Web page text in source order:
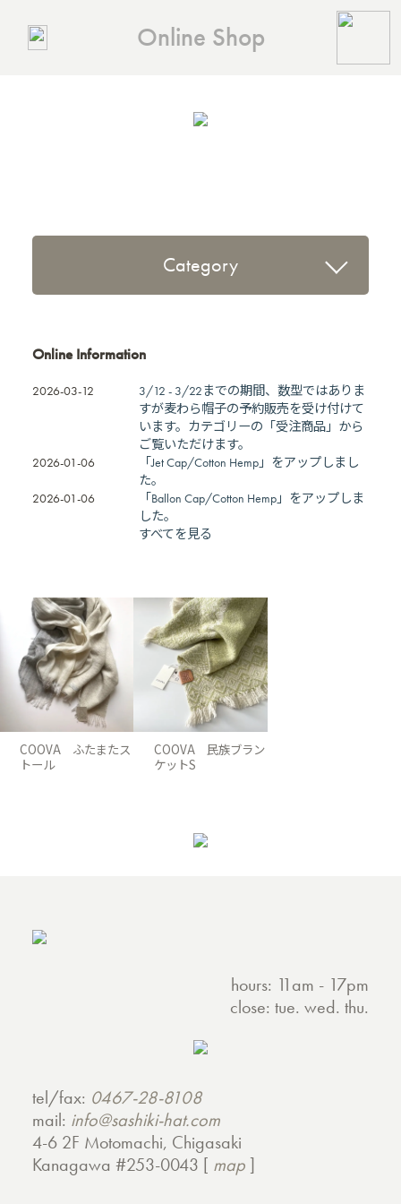
Online Shop
Category
Online Information
2026-03-12
3/12 - 3/22までの期間、数型ではありま
すが麦わら帽子の予約販売を受け付けて
います。カテゴリーの「受注商品」から
ご覧いただけます。
2026-01-06
「Jet Cap/Cotton Hemp」をアップしまし
た。
2026-01-06
「Ballon Cap/Cotton Hemp」をアップしま
した。
すべてを見る
COOVA ふたまたス
トール
COOVA 民族ブラン
ケットS
hours: 11am - 17pm
close: tue. wed. thu.
tel/fax: 0467-28-8108
mail: info@sashiki-hat.com
4-6 2F Motomachi, Chigasaki
Kanagawa #253-0043 [ map]